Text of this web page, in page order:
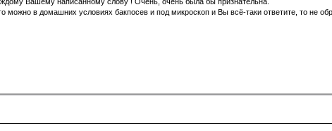
Вашему написанному слову ! Очень, очень была бы признательна.
можно в домашних условиях бакпосев и под микроскоп и Вы всё-таки ответите, то